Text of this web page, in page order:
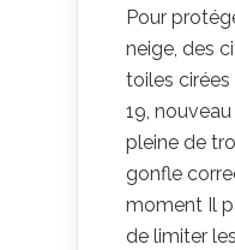
Pour
neige, des
toiles cirées
19,
pleine de
gonfle
moment Il
de limiter